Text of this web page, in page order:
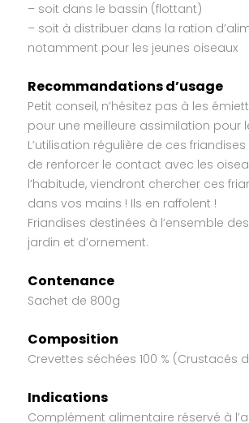
– soit dans le bassin (flottant)
– soit à distribuer dans la ration
notamment pour les jeunes oiseaux
Recommandations d’usage
Petit conseil, n’hésitez pas à les
pour une meilleure assimilation pour
L’utilisation régulière de ces
de renforcer le contact avec les
l’habitude, viendront chercher ces
dans vos mains ! Ils en raffolent !
Friandises destinées à l’ensemble
jardin et d’ornement.
Contenance
Sachet de 800g
Composition
Crevettes séchées 100 % (Crustacés
Indications
Complément alimentaire réservé à